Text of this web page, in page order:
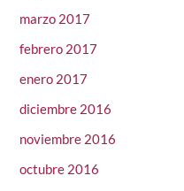
marzo 2017
febrero 2017
enero 2017
diciembre 2016
noviembre 2016
octubre 2016